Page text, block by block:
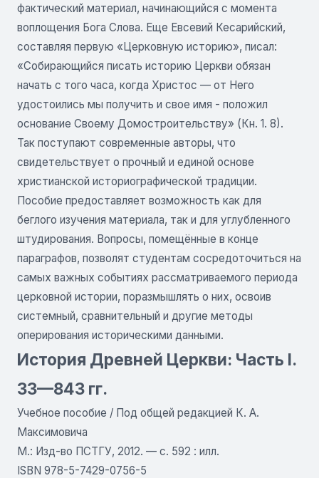
фактический материал, начинающийся с момента
воплощения Бога Слова. Еще Евсевий Кесарийский,
составляя первую «Церковную историю», писал:
«Собирающийся писать историю Церкви обязан
начать с того часа, когда Христос — от Него
удостоились мы получить и свое имя - положил
основание Своему Домостроительству» (Кн. 1. 8).
Так поступают современные авторы, что
свидетельствует о прочный и единой основе
христианской историографической традиции.
Пособие предоставляет возможность как для
беглого изучения материала, так и для углубленного
штудирования. Вопросы, помещённые в конце
параграфов, позволят студентам сосредоточиться на
самых важных событиях рассматриваемого периода
церковной истории, поразмышлять о них, освоив
системный, сравнительный и другие методы
оперирования историческими данными.
История Древней Церкви: Часть I.
33—843 гг.
Учебное пособие / Под общей редакцией К. А.
Максимовича
М.: Изд-во ПСТГУ, 2012. — с. 592 : илл.
ISBN 978-5-7429-0756-5